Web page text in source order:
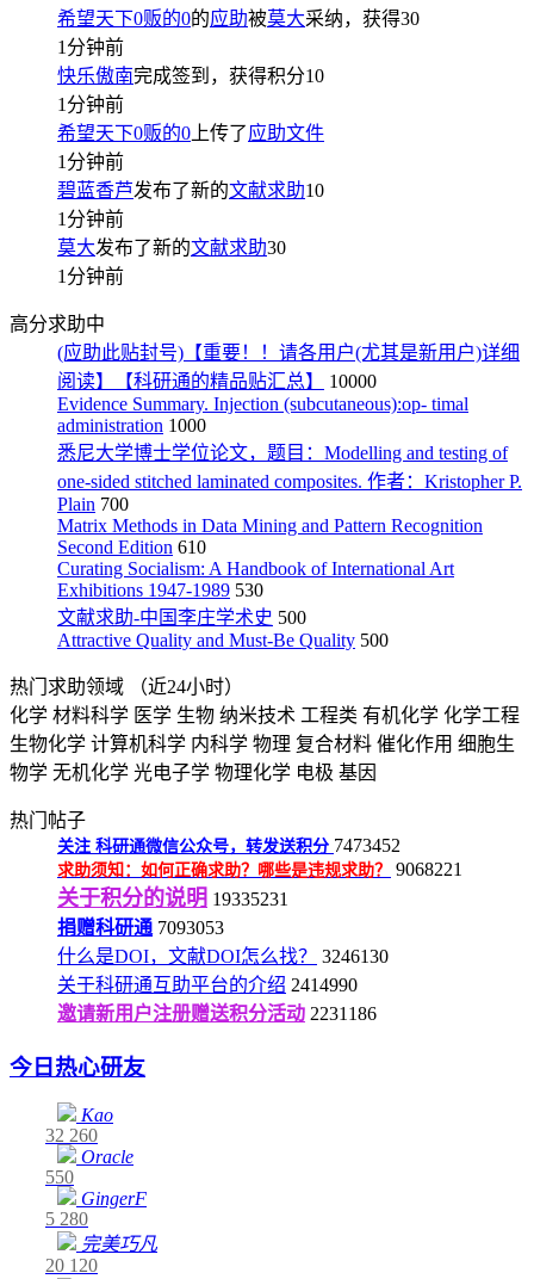
希望天下0贩的0的应助被莫大采纳，获得30
1分钟前
快乐傲南完成签到，获得积分10
1分钟前
希望天下0贩的0 上传了应助文件
1分钟前
碧蓝香芦发布了新的文献求助10
1分钟前
莫大发布了新的文献求助30
1分钟前
高分求助中
(应助此贴封号)【重要！！请各用户(尤其是新用户)详细
阅读】【科研通的精品贴汇总】
10000
Evidence Summary. Injection (subcutaneous):op- timal
administration 1000
悉尼大学博士学位论文，题目：Modelling and testing of
one-sided stitched laminated composites. 作者：Kristopher P.
Plain 700
Matrix Methods in Data Mining and Pattern Recognition
Second Edition 610
Curating Socialism: A Handbook of International Art
Exhibitions 1947-1989 530
文献求助-中国李庄学术史 500
Attractive Quality and Must-Be Quality 500
热门求助领域
（近24小时）
化学 材料科学 医学 生物 纳米技术 工程类 有机化学 化学工程
生物化学 计算机科学 内科学 物理 复合材料 催化作用 细胞生
物学 无机化学 光电子学 物理化学 电极 基因
热门帖子
关注 科研通微信公众号，转发送积分 7473452
求助须知：如何正确求助？哪些是违规求助？ 9068221
关于积分的说明 19335231
捐赠科研通 7093053
什么是DOI，文献DOI怎么找？
3246130
关于科研通互助平台的介绍 2414990
邀请新用户注册赠送积分活动 2231186
今日热心研友
Kao
32 260
Oracle
550
GingerF
5 280
完美巧凡
20 120